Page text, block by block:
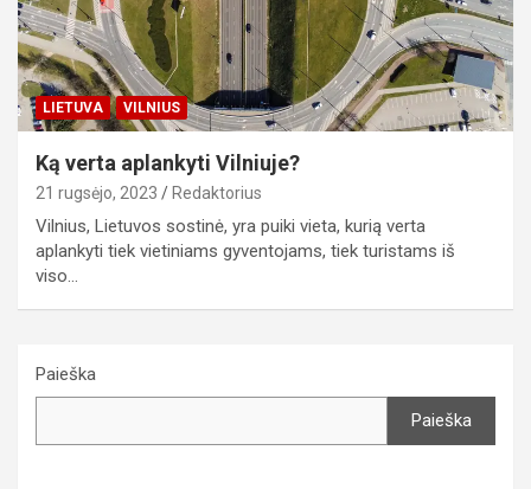
LIETUVA VILNIUS
Ką verta aplankyti Vilniuje?
21 rugsėjo, 2023 Redaktorius
Vilnius, Lietuvos sostinė, yra puiki vieta, kurią verta
aplankyti tiek vietiniams gyventojams, tiek turistams iš
viso…
Paieška
Paieška